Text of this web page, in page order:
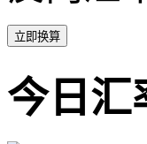
立即换算
今日汇